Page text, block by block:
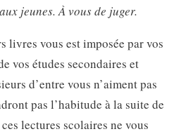
jeunes.À vous de juger.
livres vous est imposée par vos
vos études secondaires et
d’entre vous n’aiment pas
pas l’habitude à la suite de
lectures scolaires ne vous